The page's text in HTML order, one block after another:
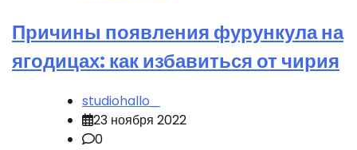
Причины появления фурункула на
ягодицах: как избавиться от чирия
studiohallo_
23 ноября 2022
0